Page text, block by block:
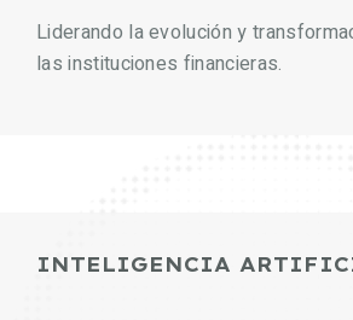
Liderando la evolución y
las instituciones financieras.
INTELIGENCIA